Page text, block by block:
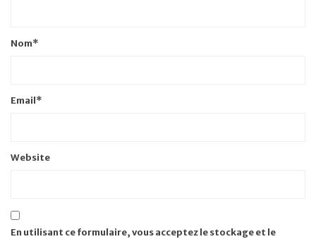
Nom*
Email*
Website
En utilisant ce formulaire, vous acceptez le stockage et le